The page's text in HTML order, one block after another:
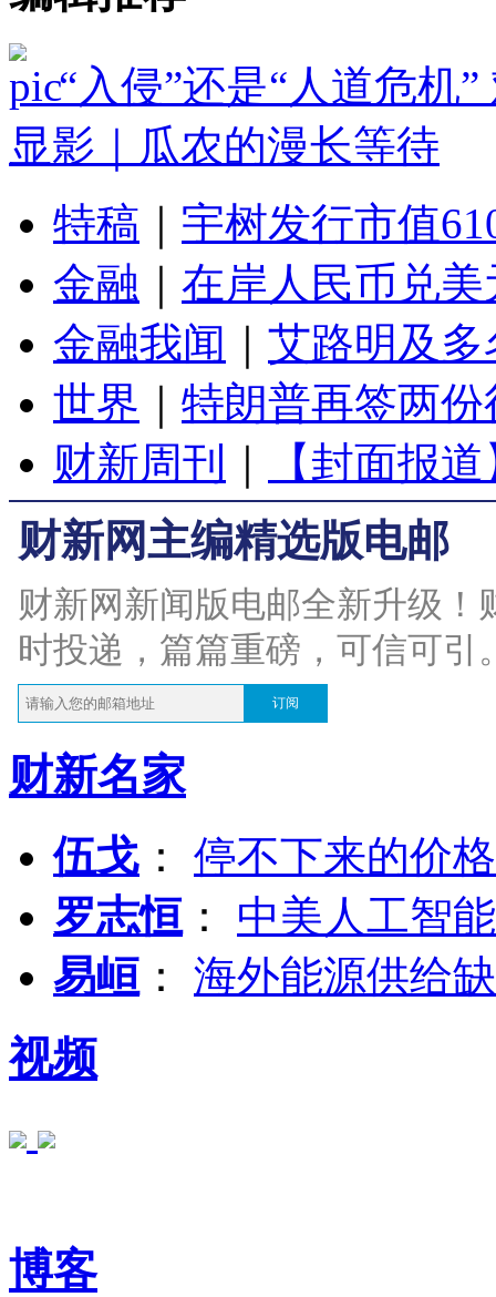
“入侵”还是“人道危机
显影｜瓜农的漫长等待
特稿
宇树发行市值
金融
在岸人民币兑
金融我闻
艾路明及
世界
特朗普再签两
财新周刊
【封面报
财新网主编精选版电邮
财新网新闻版电邮全新升级
时投递，篇篇重磅，可信可引
订阅
财新名家
伍戈 ： 停不下来的价
罗志恒 ： 中美人工智
易峘 ： 海外能源供给
视频
博客